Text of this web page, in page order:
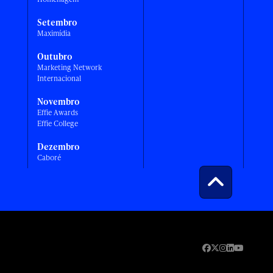
Setembro
Maximídia
Outubro
Marketing Network
Internacional
Novembro
Effie Awards
Effie College
Dezembro
Caboré